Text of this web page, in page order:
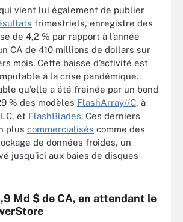
vient lui également de publier
trimestriels, enregistre des
de 4,2 % par rapport à l’année
CA de 410 millions de dollars sur
mois. Cette baisse d’activité est
à la crise pandémique.
qu’elle a été freinée par un bond
% des modèles FlashArray//C, à
et FlashBlades. Ces derniers
plus commercialisés comme des
de données froides, un
jusqu’ici aux baies de disques
Md $ de CA, en attendant le